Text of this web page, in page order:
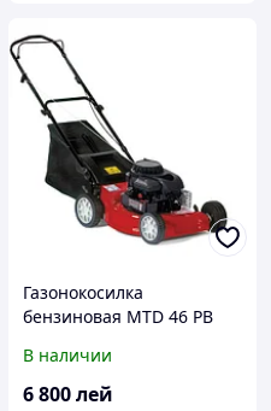
Газонокосилка
бензиновая MTD 46 PB
В наличии
6 800лей